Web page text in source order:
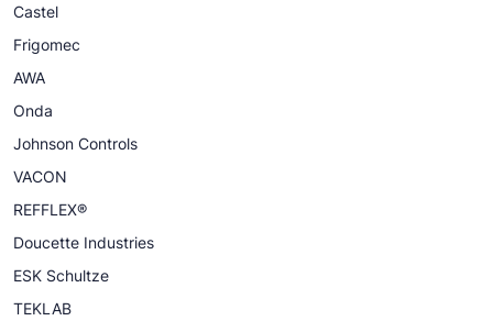
Castel
Frigomec
AWA
Onda
Johnson Controls
VACON
REFFLEX®
Doucette Industries
ESK Schultze
TEKLAB